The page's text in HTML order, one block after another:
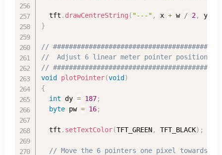
  tft
. drawCentreString ( "---" , x + w / 2, y
}
//
//  Adjust 6 linear meter pointer positions
//
void
plotPointer(void )
{
int dy = 187;
byte pw = 16;
  tft
. setTextColor(TFT_GREEN, TFT_BLACK) ;
// Move the 6 pointers one pixel towards